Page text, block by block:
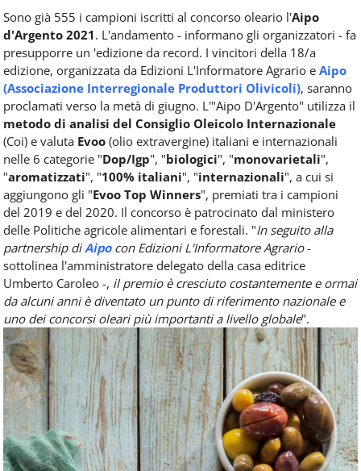
Sono già 555 i campioni iscritti al concorso oleario l'Aipo
d'Argento 2021. L'andamento - informano gli organizzatori - fa
presupporre un 'edizione da record. I vincitori della 18/a
edizione, organizzata da Edizioni L'Informatore Agrario e Aipo
(Associazione Interregionale Produttori Olivicoli), saranno
proclamati verso la metà di giugno. L'"Aipo D'Argento" utilizza il
metodo di analisi del Consiglio Oleicolo Internazionale
(Coi) e valuta Evoo (olio extravergine) italiani e internazionali
nelle 6 categorie "Dop/Igp", "biologici", "monovarietali",
"aromatizzati", "100% italiani", "internazionali", a cui si
aggiungono gli "Evoo Top Winners", premiati tra i campioni
del 2019 e del 2020. Il concorso è patrocinato dal ministero
delle Politiche agricole alimentari e forestali. "In seguito alla
partnership diAipo con Edizioni L'Informatore Agrario-
sottolinea l'amministratore delegato della casa editrice
Umberto Caroleo -, il premio è cresciuto costantemente e ormai
da alcuni anni è diventato un punto di riferimento nazionale e
uno dei concorsi oleari più importanti a livello globale".